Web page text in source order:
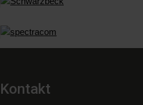
Kontakt